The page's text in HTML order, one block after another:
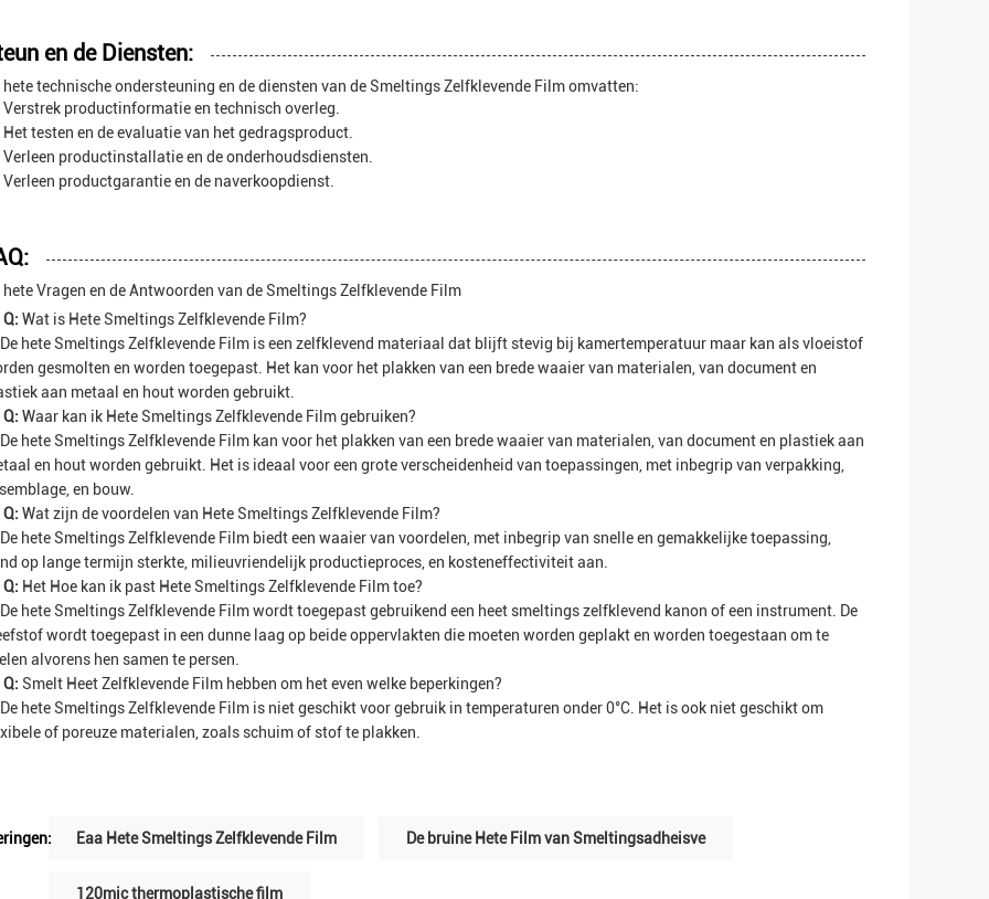
en de Diensten:
hete technische ondersteuning en de diensten van de Smeltings Zelfklevende Film omvatten:
Verstrek productinformatie en technisch overleg.
Het testen en de evaluatie van het gedragsproduct.
Verleen productinstallatie en de onderhoudsdiensten.
Verleen productgarantie en de naverkoopdienst.
hete Vragen en de Antwoorden van de Smeltings Zelfklevende Film
Q: Wat is Hete Smeltings Zelfklevende Film?
hete Smeltings Zelfklevende Film is een zelfklevend materiaal dat blijft stevig bij kamertemperatuur maar kan als vloeistof
gesmolten en worden toegepast. Het kan voor het plakken van een brede waaier van materialen, van document en
aan metaal en hout worden gebruikt.
Q: Waar kan ik Hete Smeltings Zelfklevende Film gebruiken?
hete Smeltings Zelfklevende Film kan voor het plakken van een brede waaier van materialen, van document en plastiek aan
en hout worden gebruikt. Het is ideaal voor een grote verscheidenheid van toepassingen, met inbegrip van verpakking,
en bouw.
Q: Wat zijn de voordelen van Hete Smeltings Zelfklevende Film?
hete Smeltings Zelfklevende Film biedt een waaier van voordelen, met inbegrip van snelle en gemakkelijke toepassing,
op lange termijn sterkte, milieuvriendelijk productieproces, en kosteneffectiviteit aan.
Q: Het Hoe kan ik past Hete Smeltings Zelfklevende Film toe?
hete Smeltings Zelfklevende Film wordt toegepast gebruikend een heet smeltings zelfklevend kanon of een instrument. De
wordt toegepast in een dunne laag op beide oppervlakten die moeten worden geplakt en worden toegestaan om te
alvorens hen samen te persen.
Q: Smelt Heet Zelfklevende Film hebben om het even welke beperkingen?
hete Smeltings Zelfklevende Film is niet geschikt voor gebruik in temperaturen onder 0°C. Het is ook niet geschikt om
of poreuze materialen, zoals schuim of stof te plakken.
Eaa Hete Smeltings Zelfklevende Film De bruine Hete Film van Smeltingsadheisve
120mic thermoplastische film